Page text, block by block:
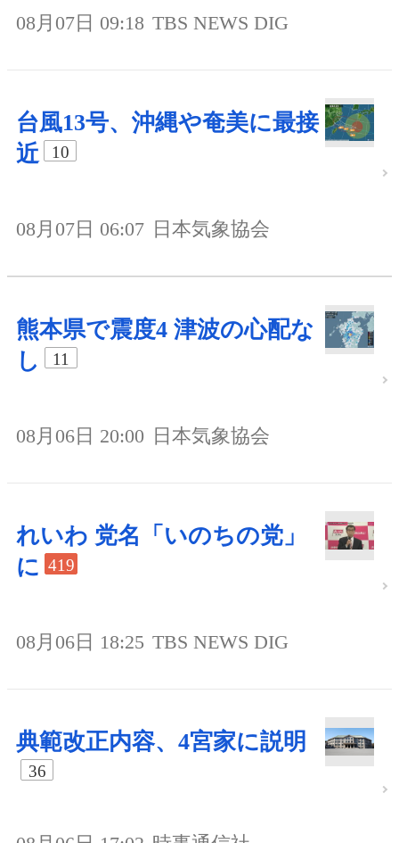
08月07日 09:18 TBS NEWS DIG
台風13号、沖縄や奄美に最接
近
10
08月07日 06:07 日本気象協会
熊本県で震度4 津波の心配な
し
11
08月06日 20:00 日本気象協会
れいわ 党名「いのちの党」
に 419
08月06日 18:25 TBS NEWS DIG
典範改正内容、4宮家に説明
36